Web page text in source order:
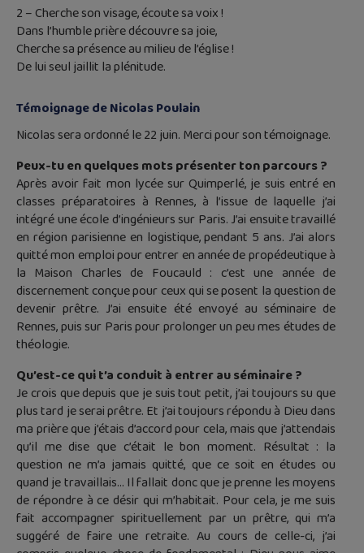
2 – Cherche son visage, écoute sa voix !
Dans l’humble prière découvre sa joie,
Cherche sa présence au milieu de l’église !
De lui seul jaillit la plénitude.
Témoignage de Nicolas Poulain
Nicolas sera ordonné le 22 juin. Merci pour son témoignage.
Peux-tu en quelques mots présenter ton parcours ?
Après avoir fait mon lycée sur Quimperlé, je suis entré en
classes préparatoires à Rennes, à l’issue de laquelle j’ai
intégré une école d’ingénieurs sur Paris. J’ai ensuite travaillé
en région parisienne en logistique, pendant 5 ans. J’ai alors
quitté mon emploi pour entrer en année de propédeutique à
la Maison Charles de Foucauld : c’est une année de
discernement conçue pour ceux qui se posent la question de
devenir prêtre. J’ai ensuite été envoyé au séminaire de
Rennes, puis sur Paris pour prolonger un peu mes études de
théologie.
Qu’est-ce qui t’a conduit à entrer au séminaire ?
Je crois que depuis que je suis tout petit, j’ai toujours su que
plus tard je serai prêtre. Et j’ai toujours répondu à Dieu dans
ma prière que j’étais d’accord pour cela, mais que j’attendais
qu’il me dise que c’était le bon moment. Résultat : la
question ne m’a jamais quitté, que ce soit en études ou
quand je travaillais… Il fallait donc que je prenne les moyens
de répondre à ce désir qui m’habitait. Pour cela, je me suis
fait accompagner spirituellement par un prêtre, qui m’a
suggéré de faire une retraite. Au cours de celle-ci, j’ai